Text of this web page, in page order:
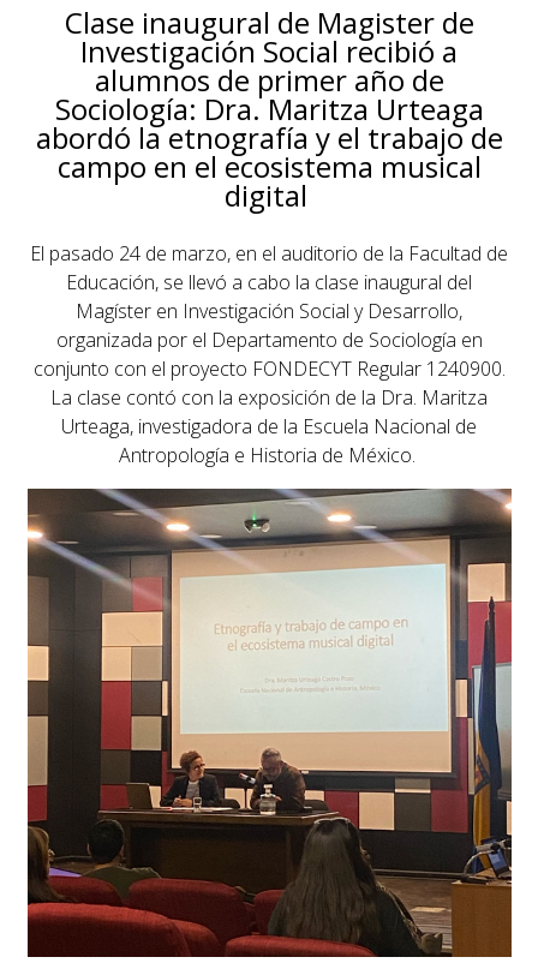
Clase inaugural de Magister de
Investigación Social recibió a
alumnos de primer año de
Sociología: Dra. Maritza Urteaga
abordó la etnografía y el trabajo de
campo en el ecosistema musical
digital
El pasado 24 de marzo, en el auditorio de la Facultad de
Educación, se llevó a cabo la clase inaugural del
Magíster en Investigación Social y Desarrollo,
organizada por el Departamento de Sociología en
conjunto con el proyecto FONDECYT Regular 1240900.
La clase contó con la exposición de la Dra. Maritza
Urteaga, investigadora de la Escuela Nacional de
Antropología e Historia de México.